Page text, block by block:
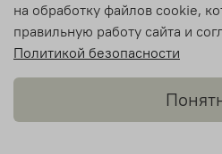
на обработку файлов cookie,
правильную работу сайта и
Политикой безопасности